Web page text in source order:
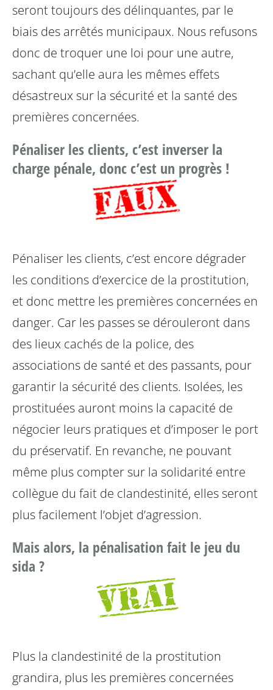
seront toujours des délinquantes, par le
biais des arrêtés municipaux. Nous refusons
donc de troquer une loi pour une autre,
sachant qu’elle aura les mêmes effets
désastreux sur la sécurité et la santé des
premières concernées.
Pénaliser les clients, c’est inverser la
charge pénale, donc c’est un progrès !
Pénaliser les clients, c’est encore dégrader
les conditions d’exercice de la prostitution,
et donc mettre les premières concernées en
danger. Car les passes se dérouleront dans
des lieux cachés de la police, des
associations de santé et des passants, pour
garantir la sécurité des clients. Isolées, les
prostituées auront moins la capacité de
négocier leurs pratiques et d’imposer le port
du préservatif. En revanche, ne pouvant
même plus compter sur la solidarité entre
collègue du fait de clandestinité, elles seront
plus facilement l’objet d’agression.
Mais alors, la pénalisation fait le jeu du
sida ?
Plus la clandestinité de la prostitution
grandira, plus les premières concernées